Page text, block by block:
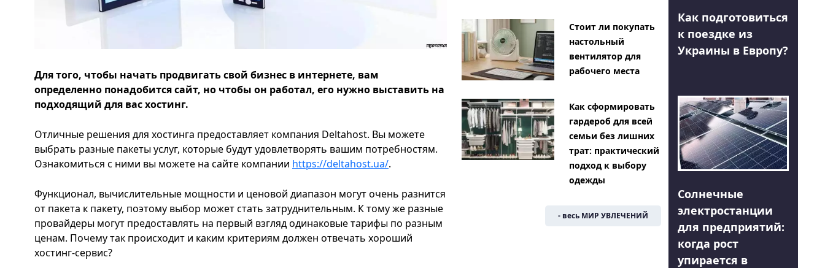
Для того, чтобы начать продвигать свой бизнес в интернете, вам
определенно понадобится сайт, но чтобы он работал, его нужно выставить на
подходящий для вас хостинг.
Отличные решения для хостинга предоставляет компания Deltahost. Вы можете
выбрать разные пакеты услуг, которые будут удовлетворять вашим потребностям.
Ознакомиться с ними вы можете на сайте компании https://deltahost.ua/.
Функционал, вычислительные мощности и ценовой диапазон могут очень разнится
от пакета к пакету, поэтому выбор может стать затруднительным. К тому же разные
провайдеры могут предоставлять на первый взгляд одинаковые тарифы по разным
ценам. Почему так происходит и каким критериям должен отвечать хороший
хостинг-сервис?
Стоит ли покупать
настольный
вентилятор для
рабочего места
Как сформировать
гардероб для всей
семьи без лишних
трат: практический
подход к выбору
одежды
- весь МИР УВЛЕЧЕНИЙ
Как подготовиться
к поездке из
Украины в Европу?
Солнечные
электростанции
для предприятий:
когда рост
упирается в